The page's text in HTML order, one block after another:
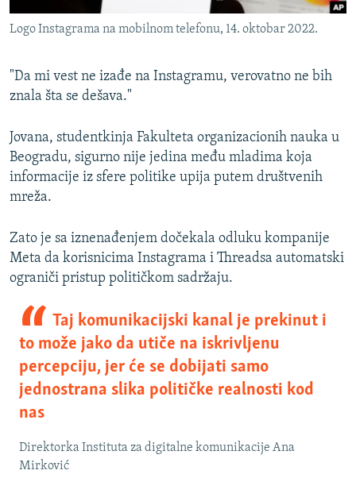
POPLAVE I KLIZIŠTA U BIH 2024.
TV LIBERTY
MOJA EVROPA
SVE KARTE DEJTONA
NASTANAK I RASPAD JUGOSLAVIJE
Sve RFE/RL stranice
Logo Instagrama na mobilnom telefonu, 14. oktobar 2022.
"Da mi vest ne izađe na Instagramu, verovatno ne bih
znala šta se dešava."
Jovana, studentkinja Fakulteta organizacionih nauka u
Beogradu, sigurno nije jedina među mladima koja
informacije iz sfere politike upija putem društvenih
mreža.
Zato je sa iznenađenjem dočekala odluku kompanije
Meta da korisnicima Instagrama i Threadsa automatski
ograniči pristup političkom sadržaju.
Taj komunikacijski kanal je prekinut i
to može jako da utiče na iskrivljenu
percepciju, jer će se dobijati samo
jednostrana slika političke realnosti kod
nas
Direktorka Instituta za digitalne komunikacije Ana
Mirković